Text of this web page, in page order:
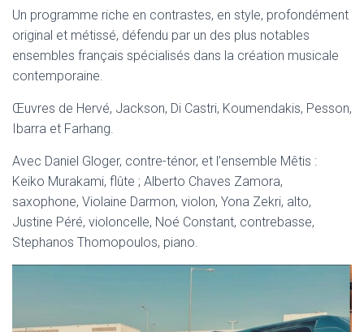
Un programme riche en contrastes, en style, profondément
original et métissé, défendu par un des plus notables
ensembles français spécialisés dans la création musicale
contemporaine.
Œuvres de Hervé, Jackson, Di Castri, Koumendakis, Pesson,
Ibarra et Farhang.
Avec Daniel Gloger, contre-ténor, et l’ensemble Mêtis :
Keiko Murakami, flûte ; Alberto Chaves Zamora,
saxophone, Violaine Darmon, violon, Yona Zekri, alto,
Justine Péré, violoncelle, Noé Constant, contrebasse,
Stephanos Thomopoulos, piano.